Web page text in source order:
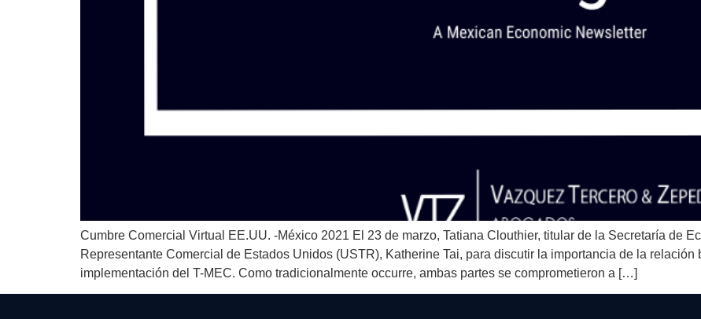
Cumbre Comercial Virtual EE.UU. -México 2021 El 23 de marzo, Tatiana Clouthier, titular de la Secretaría de
Representante Comercial de Estados Unidos (USTR), Katherine Tai, para discutir la importancia de la
implementación del T-MEC. Como tradicionalmente occurre, ambas partes se comprometieron a […]